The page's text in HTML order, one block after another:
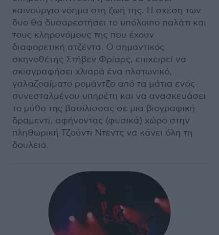
καινούργιο νόημα στη ζωή της. Η σχέση των
δυο θα δυσαρεστήσει το υπόλοιπο παλάτι και
τους κληρονόμους της που έχουν
διαφορετική ατζέντα. Ο σημαντικός
σκηνοθέτης Στήβεν Φρίαρς, επιχειρεί να
σκιαγραφήσει χλιαρά ένα πλατωνικό,
γαλαζοαίματο ρομάντζο από τα μάτια ενός
συνεσταλμένου υπηρέτη και να ανασκευάσει
το μύθο της βασίλισσας σε μια βιογραφική
δραμεντί, αφήνοντας (φυσικά) χώρο στην
πληθωρική Τζούντι Ντεντς να κάνει όλη τη
δουλειά.